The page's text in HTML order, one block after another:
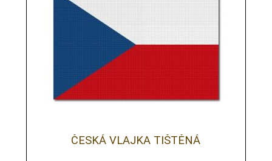
ČESKÁ VLAJKA TIŠTĚNÁ